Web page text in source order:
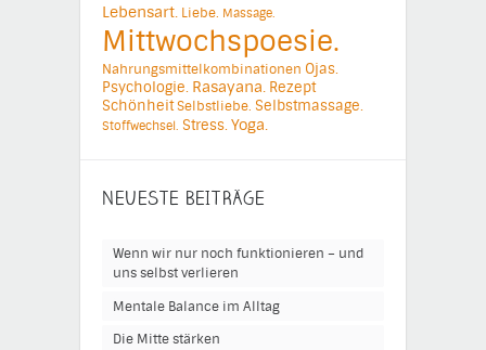
Lebensart. Liebe. Massage.
Mittwochspoesie.
Nahrungsmittelkombinationen Ojas.
Psychologie. Rasayana. Rezept
SchönheitSelbstliebe. Selbstmassage.
Stoffwechsel. Stress.Yoga.
NEUESTE BEITRÄGE
Wenn wir nur noch funktionieren – und
uns selbst verlieren
Mentale Balance im Alltag
Die Mitte stärken